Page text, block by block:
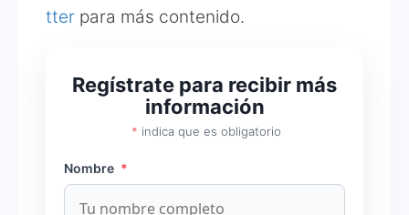
tter para más contenido.
Regístrate para recibir más
información
* indica que es obligatorio
Nombre *